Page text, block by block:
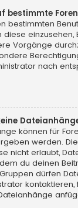
bestimmte
bestimmten
einzusehen,
Vorgänge
nach
können für
werden.
nicht erlaubt,
du deinen
dürfen